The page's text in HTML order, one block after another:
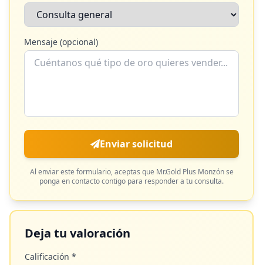
Mensaje (opcional)
Enviar solicitud
Al enviar este formulario, aceptas que Mr.Gold Plus Monzónse
ponga en contacto contigo para responder a tu consulta.
Deja tu valoración
Calificación *